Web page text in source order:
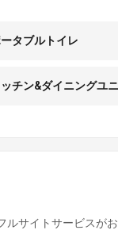
タブルトイレ
チン&ダイニングユ
サイトサービスが